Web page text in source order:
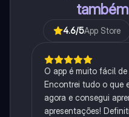
4.6/5App Store
O app é muito fácil de
Encontrei tudo o que
agora e consegui
apresentações!